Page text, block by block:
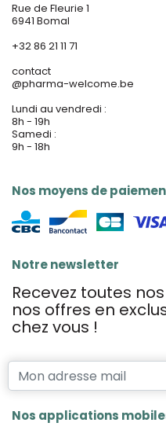
Rue de Fleurie 1
6941 Bomal
+32 86 21 11 71
contact
@pharma-welcome.be
Lundi au vendredi :
8h - 19h
Samedi :
9h - 18h
Nos moyens de
Notre newsletter
Recevez toutes
nos offres en
chez vous !
Nos applications